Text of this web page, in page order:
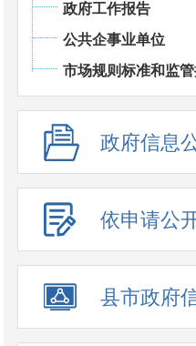
政府工作报告
公共企事业单位
市场规则标准和监
政府信息
依申请公
县市政府